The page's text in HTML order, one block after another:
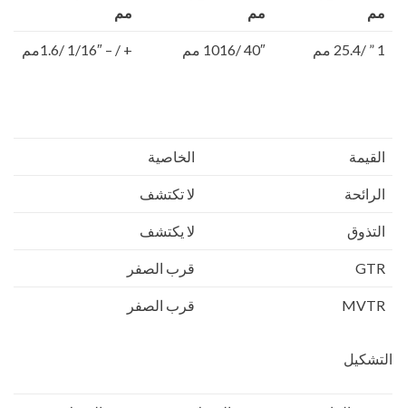
مم
مم
مم
1 ” /25.4 مم 40″ /1016 مم + / – 1/16″ /1.6مم
القيمة الخاصية
الرائحة لا تكتشف
التذوق لا يكتشف
GTR قرب الصفر
MVTR قرب الصفر
التشكيل